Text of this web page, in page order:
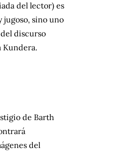
del lector) es
jugoso, sino uno
discurso
Kundera.
de Barth
del